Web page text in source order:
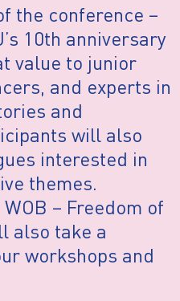
the conference –
10th anniversary
value to junior
and experts in
and
will also
interested in
themes.
– Freedom of
also take a
workshops and